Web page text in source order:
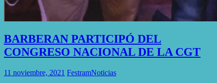
BARBERAN PARTICIPÓ DEL
CONGRESO NACIONAL DE LA CGT
11 noviembre, 2021 FestramNoticias